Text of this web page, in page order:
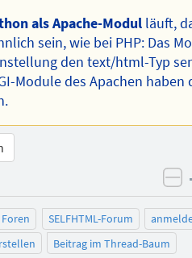
als Apache-Modul läuft,
sein, wie bei PHP: Das
den text/html-Typ
Module des Apachen haben
SELFHTML-Forum
Beitrag im Thread-Baum